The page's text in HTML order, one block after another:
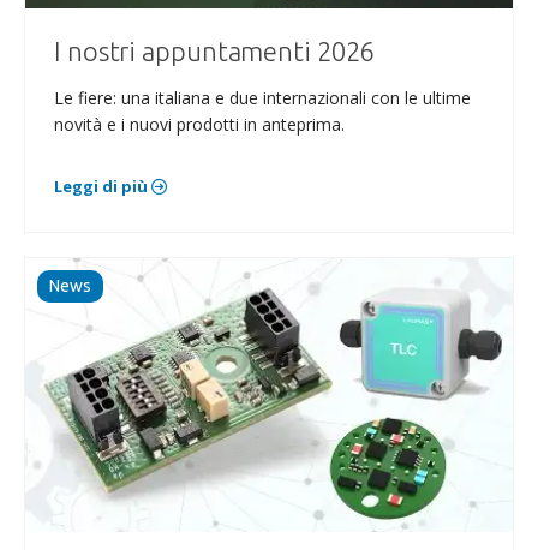
I nostri appuntamenti 2026
Le fiere: una italiana e due internazionali con le ultime
novità e i nuovi prodotti in anteprima.
Leggi di più
News